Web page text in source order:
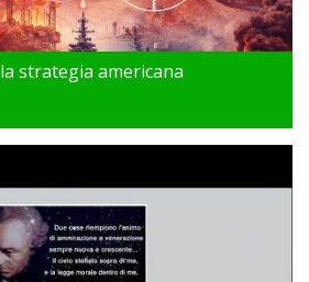
strategia americana